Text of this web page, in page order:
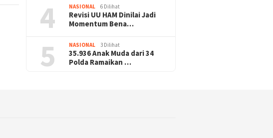
4 NASIONAL 6 Dilihat
Revisi UU HAM Dinilai Jadi
Momentum Bena…
5 NASIONAL 3 Dilihat
35.936 Anak Muda dari 34
Polda Ramaikan …